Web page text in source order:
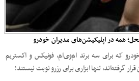
همه در اپلیکیشن‌های مدیران خودرو
که برای سه برند ام‌وی‌ام، فونیکس و اکستریم
گرفته‌اند، تنها ابزاری برای رزرو نوبت نیستند؛